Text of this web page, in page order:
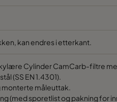
1892
kan endres i etterkant.
Cylinder CamCarb-filtre
(SS EN 1.4301).
måleuttak.
(med sporetlist og pakning for